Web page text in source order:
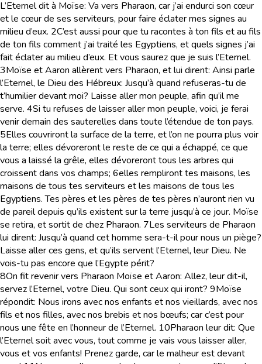
L’Eternel dit à Moïse: Va vers Pharaon, car j’ai endurci son cœur
et le cœur de ses serviteurs, pour faire éclater mes signes au
milieu d’eux. 2C’est aussi pour que tu racontes à ton fils et au fils
de ton fils comment j’ai traité les Egyptiens, et quels signes j’ai
fait éclater au milieu d’eux. Et vous saurez que je suis l’Eternel.
3Moïse et Aaron allèrent vers Pharaon, et lui dirent: Ainsi parle
l’Eternel, le Dieu des Hébreux: Jusqu’à quand refuseras-tu de
t’humilier devant moi? Laisse aller mon peuple, afin qu’il me
serve. 4Si tu refuses de laisser aller mon peuple, voici, je ferai
venir demain des sauterelles dans toute l’étendue de ton pays.
5Elles couvriront la surface de la terre, et l’on ne pourra plus voir
la terre; elles dévoreront le reste de ce qui a échappé, ce que
vous a laissé la grêle, elles dévoreront tous les arbres qui
croissent dans vos champs; 6elles rempliront tes maisons, les
maisons de tous tes serviteurs et les maisons de tous les
Egyptiens. Tes pères et les pères de tes pères n’auront rien vu
de pareil depuis qu’ils existent sur la terre jusqu’à ce jour. Moïse
se retira, et sortit de chez Pharaon. 7Les serviteurs de Pharaon
lui dirent: Jusqu’à quand cet homme sera-t-il pour nous un piège?
Laisse aller ces gens, et qu’ils servent l’Eternel, leur Dieu. Ne
vois-tu pas encore que l’Egypte périt?
8On fit revenir vers Pharaon Moïse et Aaron: Allez, leur dit-il,
servez l’Eternel, votre Dieu. Qui sont ceux qui iront? 9Moïse
répondit: Nous irons avec nos enfants et nos vieillards, avec nos
fils et nos filles, avec nos brebis et nos bœufs; car c’est pour
nous une fête en l’honneur de l’Eternel. 10Pharaon leur dit: Que
l’Eternel soit avec vous, tout comme je vais vous laisser aller,
vous et vos enfants! Prenez garde, car le malheur est devant